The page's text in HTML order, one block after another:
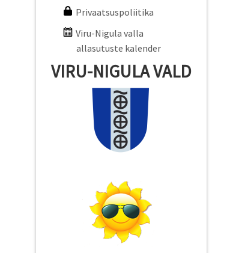
Privaatsuspoliitika
Viru-Nigula valla
allasutuste kalender
VIRU-NIGULA VALD